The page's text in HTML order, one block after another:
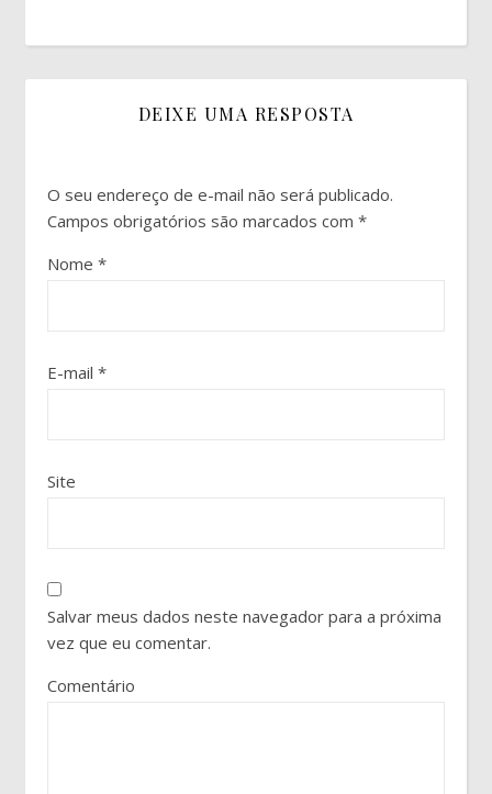
DEIXE UMA RESPOSTA
O seu endereço de e-mail não será publicado.
Campos obrigatórios são marcados com *
Nome *
E-mail *
Site
Salvar meus dados neste navegador para a próxima
vez que eu comentar.
Comentário